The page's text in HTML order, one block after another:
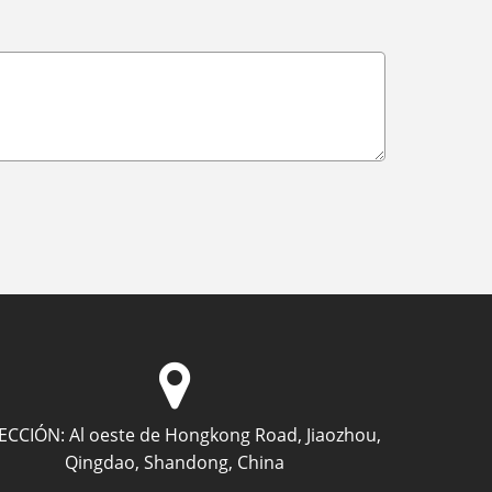
Al oeste de Hongkong Road, Jiaozhou,
Qingdao, Shandong, China